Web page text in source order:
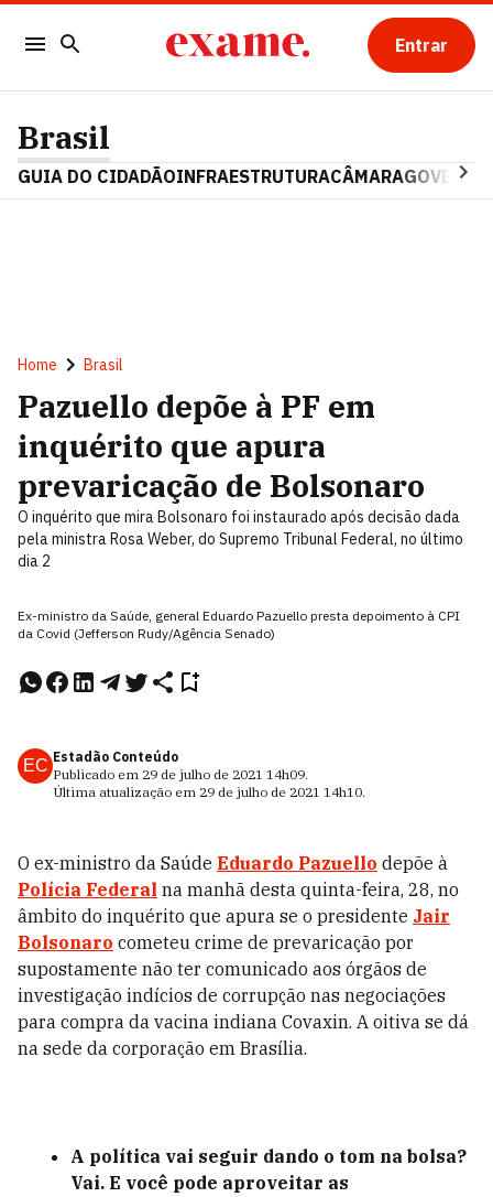
Entrar
Brasil
GUIA DO CIDADÃOINFRAESTRUTURACÂMARAGOVERNO
Home Brasil
Pazuello depõe à PF em
inquérito que apura
prevaricação de Bolsonaro
O inquérito que mira Bolsonaro foi instaurado após decisão dada
pela ministra Rosa Weber, do Supremo Tribunal Federal, no último
dia 2
Ex-ministro da Saúde, general Eduardo Pazuello presta depoimento à CPI
da Covid (Jefferson Rudy/Agência Senado)
EC Estadão Conteúdo
Publicado em 29 de julho de 2021 14h09.
Última atualização em 29 de julho de 2021 14h10.
O ex-ministro da Saúde Eduardo Pazuello depõe à
Polícia Federal na manhã desta quinta-feira, 28, no
âmbito do inquérito que apura se o presidente Jair
Bolsonaro cometeu crime de prevaricação por
supostamente não ter comunicado aos órgãos de
investigação indícios de corrupção nas negociações
para compra da vacina indiana Covaxin. A oitiva se dá
na sede da corporação em Brasília.
A política vai seguir dando o tom na bolsa?
Vai. E você pode aproveitar as